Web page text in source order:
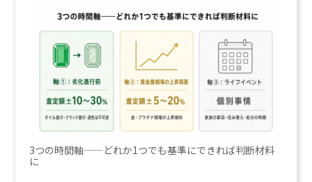
3つの時間軸——どれか1つでも基準にできれば判断材料
に